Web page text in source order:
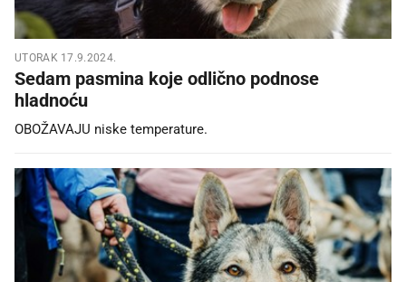
UTORAK 17.9.2024.
Sedam pasmina koje odlično podnose
hladnoću
OBOŽAVAJU niske temperature.